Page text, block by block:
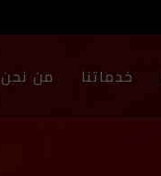
من نحن خدماتنا